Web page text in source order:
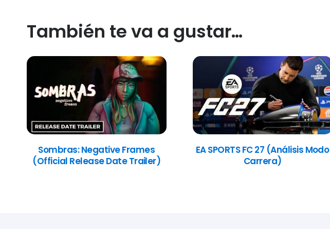
También te va a gustar…
Sombras: Negative Frames
(Official Release Date Trailer)
EA SPORTS FC 27 (Análisis Modo
Carrera)